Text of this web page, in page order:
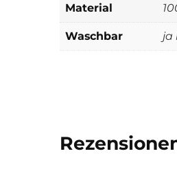
Material
Waschbar ja